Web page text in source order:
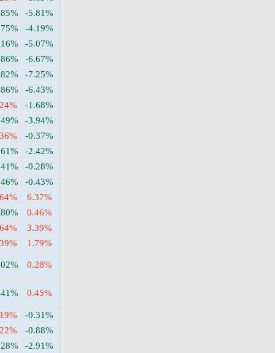
-5.81%
-4.19%
-5.07%
-6.67%
-7.25%
-6.43%
-1.68%
-3.94%
-0.37%
-2.42%
-0.28%
-0.43%
6.37%
0.46%
3.39%
1.79%
0.28%
0.45%
-0.31%
-0.88%
-2.91%